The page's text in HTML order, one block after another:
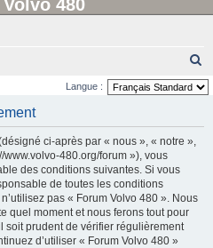
480
e
Langue :
ci-après par « nous », « notre »,
www.volvo-480.org/forum »), vous
des conditions suivantes. Si vous
de toutes les conditions
pas « Forum Volvo 480 ». Nous
quel moment et nous ferons tout pour
soit prudent de vérifier régulièrement
d’utiliser « Forum Volvo 480 »